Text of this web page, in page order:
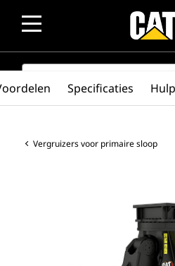
SEARCH
Vergruizers voor primaire sloop
Specificaties